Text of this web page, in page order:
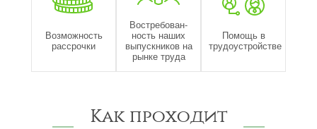
Возможность
рассрочки
Востребован-
ность наших
выпускников на
рынке труда
Помощь в
трудоустройстве
Как проходит